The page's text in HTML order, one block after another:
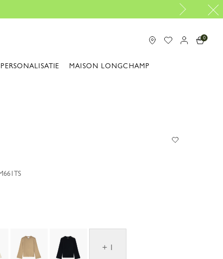
Ontdek onze
0
PERSONALISATIE MAISON LONGCHAMP
+ 1